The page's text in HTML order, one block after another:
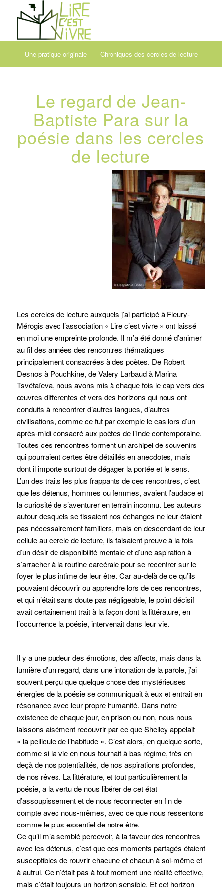
Une pratique originale Chroniques des cercles de lecture
Le regard de Jean-
Baptiste Para sur la
poésie dans les cercles
de lecture
Les cercles de lecture auxquels j’ai participé à Fleury-
Mérogis avec l’association « Lire c’est vivre » ont laissé
en moi une empreinte profonde. Il m’a été donné d’animer
au fil des années des rencontres thématiques
principalement consacrées à des poètes. De Robert
Desnos à Pouchkine, de Valery Larbaud à Marina
Tsvétaïeva, nous avons mis à chaque fois le cap vers des
œuvres différentes et vers des horizons qui nous ont
conduits à rencontrer d’autres langues, d’autres
civilisations, comme ce fut par exemple le cas lors d’un
après-midi consacré aux poètes de l’Inde contemporaine.
Toutes ces rencontres forment un archipel de souvenirs
qui pourraient certes être détaillés en anecdotes, mais
dont il importe surtout de dégager la portée et le sens.
L’un des traits les plus frappants de ces rencontres, c’est
que les détenus, hommes ou femmes, avaient l’audace et
la curiosité de s’aventurer en terrain inconnu. Les auteurs
autour desquels se tissaient nos échanges ne leur étaient
pas nécessairement familiers, mais en descendant de leur
cellule au cercle de lecture, ils faisaient preuve à la fois
d’un désir de disponibilité mentale et d’une aspiration à
s’arracher à la routine carcérale pour se recentrer sur le
foyer le plus intime de leur être. Car au-delà de ce qu’ils
pouvaient découvrir ou apprendre lors de ces rencontres,
et qui n’était sans doute pas négligeable, le point décisif
avait certainement trait à la façon dont la littérature, en
l’occurrence la poésie, intervenait dans leur vie.
Il y a une pudeur des émotions, des affects, mais dans la
lumière d’un regard, dans une intonation de la parole, j’ai
souvent perçu que quelque chose des mystérieuses
énergies de la poésie se communiquait à eux et entrait en
résonance avec leur propre humanité. Dans notre
existence de chaque jour, en prison ou non, nous nous
laissons aisément recouvrir par ce que Shelley appelait
« la pellicule de l’habitude ». C’est alors, en quelque sorte,
comme si la vie en nous tournait à bas régime, très en
deçà de nos potentialités, de nos aspirations profondes,
de nos rêves. La littérature, et tout particulièrement la
poésie, a la vertu de nous libérer de cet état
d’assoupissement et de nous reconnecter en fin de
compte avec nous-mêmes, avec ce que nous ressentons
comme le plus essentiel de notre être.
Ce qu’il m’a semblé percevoir, à la faveur des rencontres
avec les détenus, c’est que ces moments partagés étaient
susceptibles de rouvrir chacune et chacun à soi-même et
à autrui. Ce n’était pas à tout moment une réalité effective,
mais c’était toujours un horizon sensible. Et cet horizon